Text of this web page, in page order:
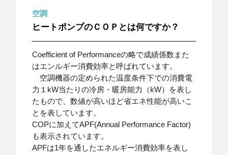
空調
ヒートポンプのＣＯＰとは何ですか？
Coefficient of Performanceの略で成績係数また
はエンルギー消費効率と呼ばれています。
空調機器の定められた温度条件下での消費電
力１kW当たりの冷房・暖房能力（kW）を表し
たもので、数値が高いほど省エネ性能が高いこ
とを表しています。
COPに加えてAPF(Annual Performance Factor)
も表示されています。
APFは1年を通したエネルギー消費効率を表し